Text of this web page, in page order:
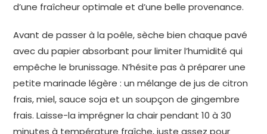
d’une fraîcheur optimale et d’une belle provenance.
Avant de passer à la poêle, sèche bien chaque pavé
avec du papier absorbant pour limiter l’humidité qui
empêche le brunissage. N’hésite pas à préparer une
petite marinade légère : un mélange de jus de citron
frais, miel, sauce soja et un soupçon de gingembre
frais. Laisse-la imprégner la chair pendant 10 à 30